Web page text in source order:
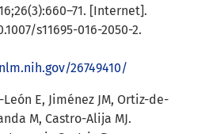
[Internet].
s11695-016-2050-2.
26749410/
E, Jiménez JM, Ortiz-de-
M, Castro-Alija MJ.